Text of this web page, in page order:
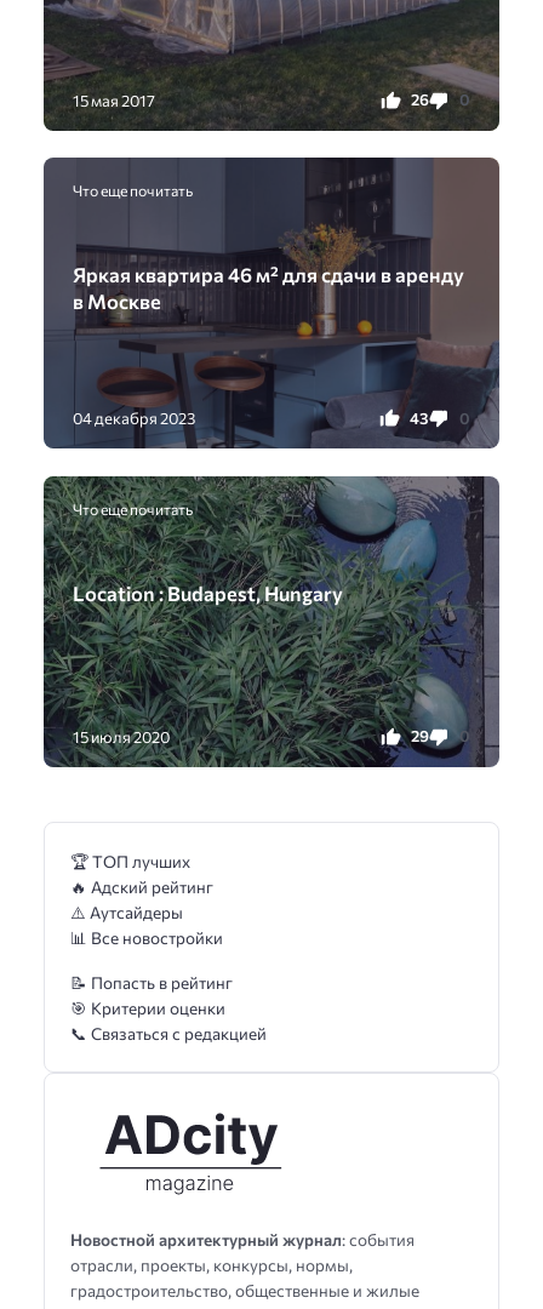
15 мая 2017 26 0
Что еще почитать
Яркая квартира 46 м² для сдачи в аренду
в Москве
04 декабря 2023 43 0
Что еще почитать
Location : Budapest, Hungary
15 июля 2020 29 0
Новостной архитектурный журнал: события
отрасли, проекты, конкурсы, нормы,
градостроительство, общественные и жилые
🏆 ТОП лучших
🔥 Адский рейтинг
⚠️ Аутсайдеры
📊 Все новостройки
📝 Попасть в рейтинг
🎯 Критерии оценки
📞 Связаться с редакцией